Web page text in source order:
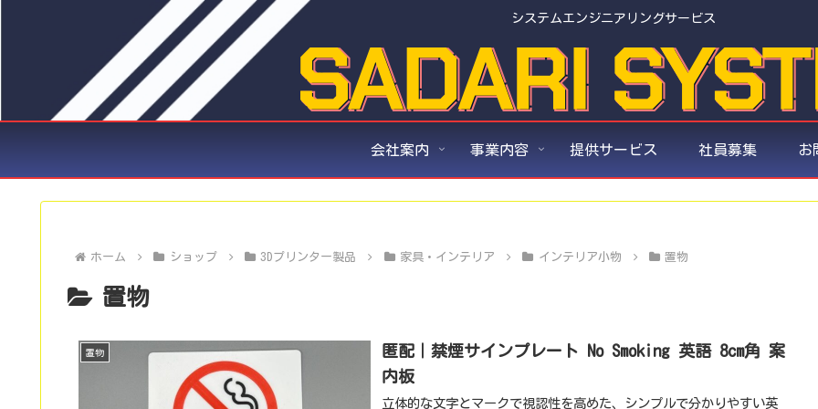
システムエンジニアリングサービス
会社案内 事業内容 提供サービス 社員募集 お
ホーム ショップ 3Dプリンター製品 家具・インテリア インテリア小物 置物
置物
置物
匿配｜禁煙サインプレート No Smoking 英語 8cm角 案
内板
立体的な文字とマークで視認性を高めた、シンプルで分かりやすい英